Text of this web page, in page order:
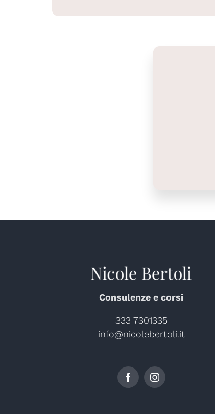
Consulenze e corsi
333 7301335
info@nicolebertoli.it